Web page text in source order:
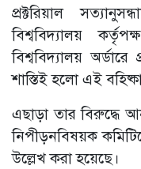
প্রক্টরিয়াল
বিশ্ববিদ্যালয়
বিশ্ববিদ্যালয় অর্ডারে
শাস্তিই হলো এই
এছাড়া তার বিরুদ্ধে
নিপীড়নবিষয়ক
উল্লেখ করা হয়েছে।